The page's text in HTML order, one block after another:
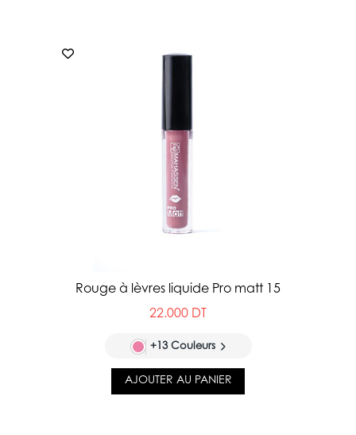
Rouge à lèvres liquide Pro matt 15
22.000 DT
+13 Couleurs
AJOUTER AU PANIER